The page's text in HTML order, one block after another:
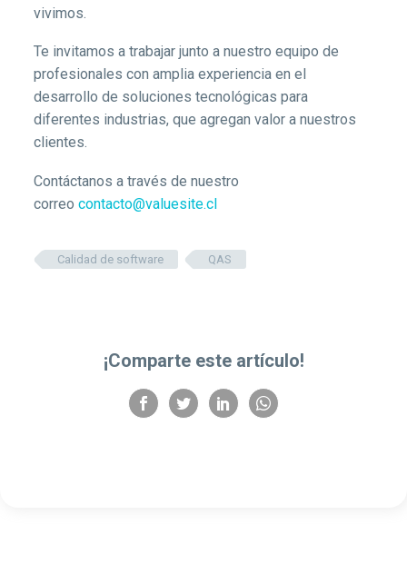
vivimos.
Te invitamos a trabajar junto a nuestro equipo de
profesionales con amplia experiencia en el
desarrollo de soluciones tecnológicas para
diferentes industrias, que agregan valor a nuestros
clientes.
Contáctanos a través de nuestro
correo contacto@valuesite.cl
Calidad de software QAS
¡Comparte este artículo!